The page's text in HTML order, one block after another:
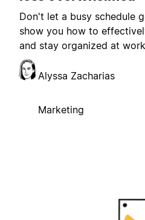
Don't let a busy schedule
show you how to
and stay organized at
Alyssa Zacharias
Marketing